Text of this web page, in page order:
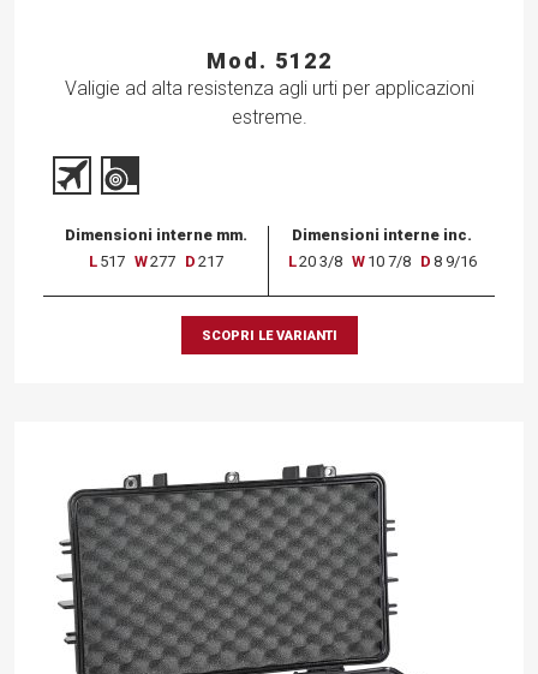
Mod. 5122
Valigie ad alta resistenza agli urti per applicazioni
estreme.
Dimensioni interne mm.
L 517 W277 D 217
Dimensioni interne inc.
L20 3/8 W 10 7/8 D 8 9/16
SCOPRI LE VARIANTI